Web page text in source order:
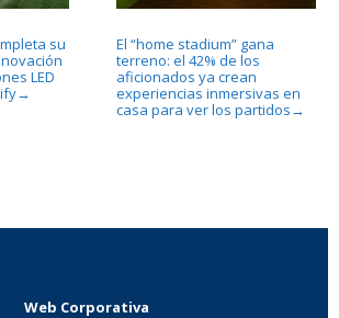
su
LED
→
El “home stadium” gana
terreno: el 42% de los
aficionados ya crean
experiencias inmersivas en
casa para ver los partidos →
Web Corporativa